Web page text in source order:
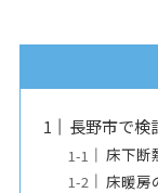
長野市で検
床下断
床暖房